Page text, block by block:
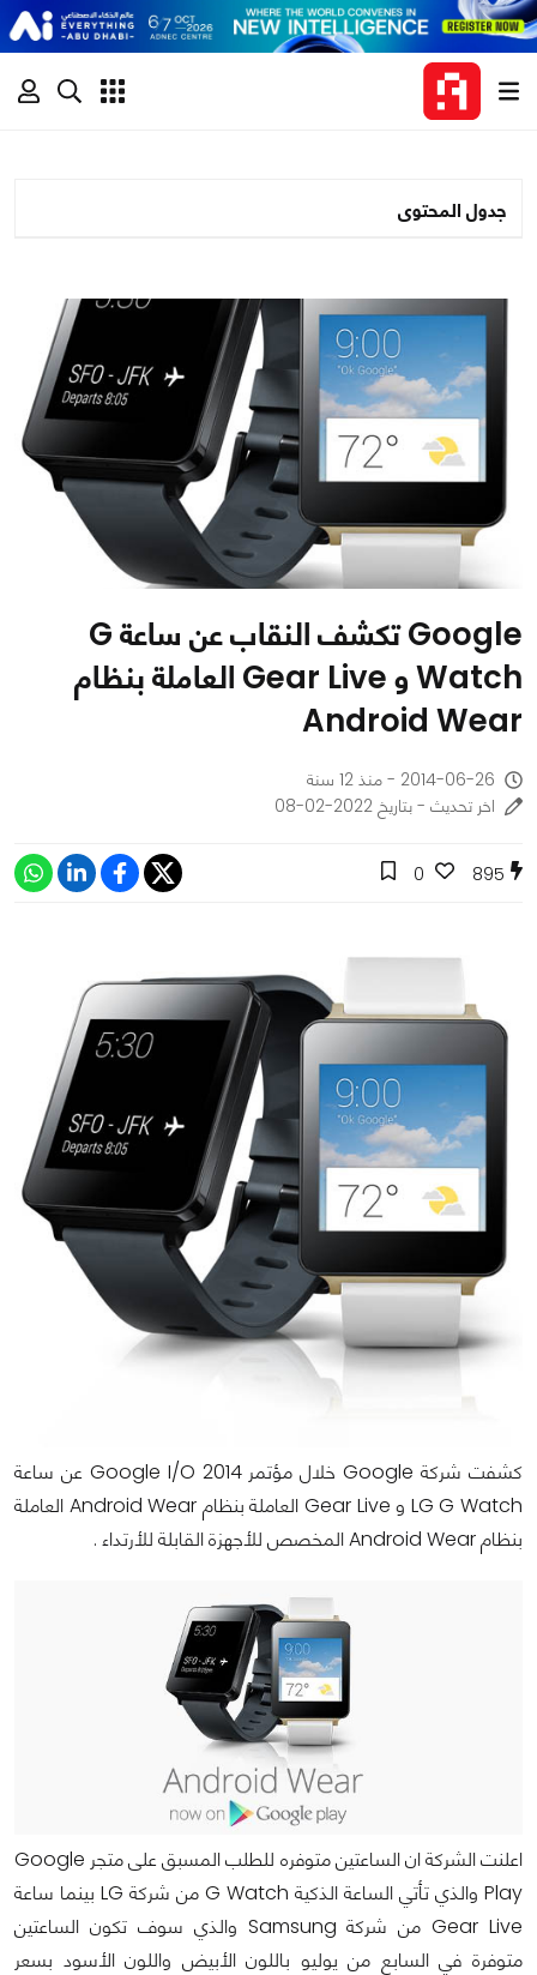
جدول المحتوى
Google تكشف النقاب عن ساعة G
Watch و Gear Live العاملة بنظام
Android Wear
2014-06-26 - منذ 12 سنة
اخر تحديث - بتاريخ 2022-02-08
895
0
كشفت شركة Google خلال مؤتمر Google I/O 2014 عن ساعة
LG G Watch و Gear Live العاملة بنظام Android Wear العاملة
بنظام Android Wear المخصص للأجهزة القابلة للأرتداء .
اعلنت الشركة ان الساعتين متوفره للطلب المسبق على متجر Google
Play والذي تأتي الساعة الذكية G Watch من شركة LG بينما ساعة
Gear Live من شركة Samsung والذي سوف تكون الساعتين
متوفرة في السابع من يوليو باللون الأبيض واللون الأسود بسعر